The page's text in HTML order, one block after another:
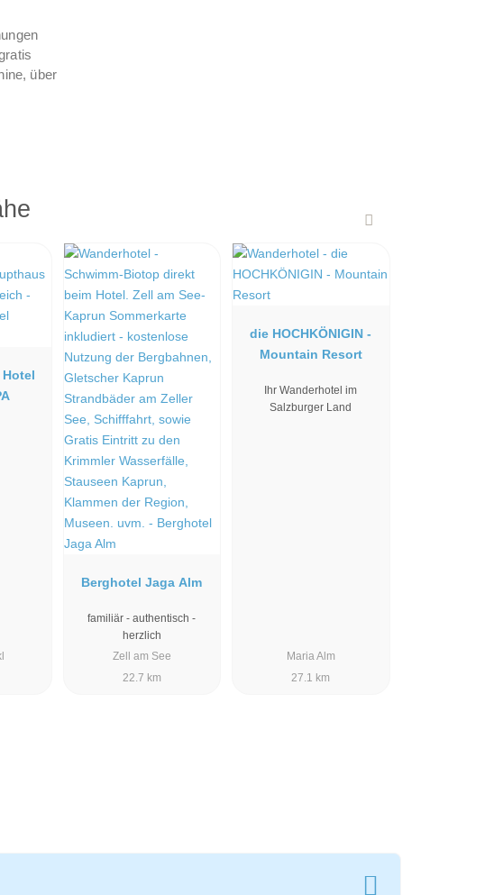
über
Berghotel Jaga Alm
familiär - authentisch -
herzlich
Zell am See
22.7 km
die HOCHKÖNIGIN -
Mountain Resort
Ihr Wanderhotel im
Salzburger Land
Maria Alm
27.1 km